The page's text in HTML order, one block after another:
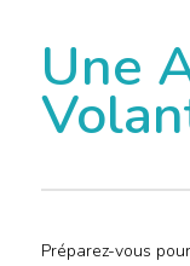
Une
Préparez-vous